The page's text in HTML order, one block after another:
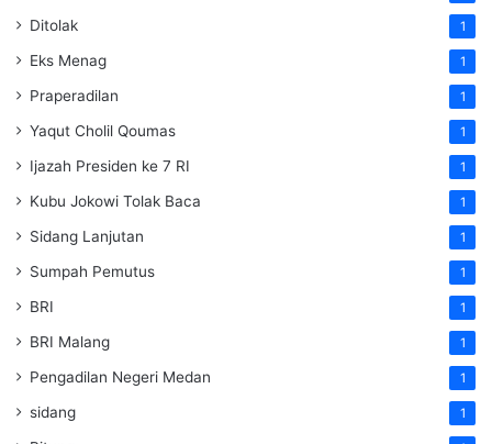
Ditolak 1
Eks Menag 1
Praperadilan 1
Yaqut Cholil Qoumas 1
Ijazah Presiden ke 7 RI 1
Kubu Jokowi Tolak Baca 1
Sidang Lanjutan 1
Sumpah Pemutus 1
BRI 1
BRI Malang 1
Pengadilan Negeri Medan 1
sidang 1